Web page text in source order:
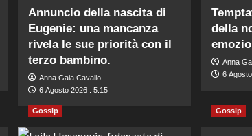
Annuncio della nascita di
Eugenie: una mancanza
rivela le sue priorità con il
terzo bambino.
Anna Gaia Cavallo
6 Agosto 2026 : 5:15
della
Anna
6
Gossip Gossip